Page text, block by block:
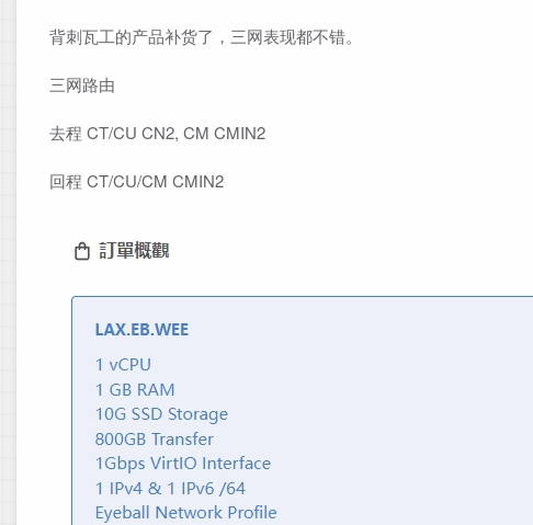
背刺瓦工的产品补货了，三网表现都不错。
三网路由
去程 CT/CU CN2, CM CMIN2
回程 CT/CU/CM CMIN2